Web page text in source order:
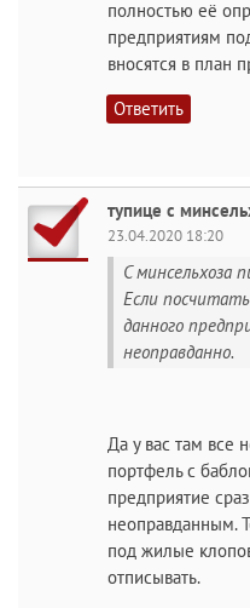
полностью её
предприятиям
вносятся в план
Ответить
тупице с
23.04.2020 18:20
С минсельхоза
Если
данного
неоправданно.
Да у вас там все
портфель с
предприятие
неоправданным.
под жилые
отписывать.